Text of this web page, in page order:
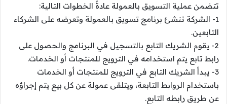
تتضمن عملية التسويق بالعمولة عادةً الخطوات التالية:
1- الشركة تنشئ برنامج تسويق بالعمولة وتعرضه على الشركاء
التابعين.
2- يقوم الشريك التابع بالتسجيل في البرنامج والحصول على
رابط تابع يتم استخدامه في الترويج للمنتجات أو الخدمات.
3- يبدأ الشريك التابع في الترويج للمنتجات أو الخدمات
باستخدام الروابط التابعة، ويتلقى عمولة عن كل بيع يتم إجراؤه
عن طريق رابطه التابع.